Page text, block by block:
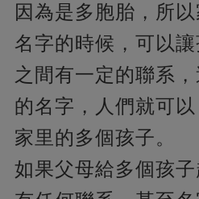
因為是多胞胎，所
名字的時候，可以
之間有一定的聯系
的名字，人們就可
家里的多個孩子。
如果父母給多個孩